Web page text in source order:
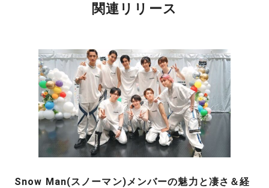
関連リリース
Snow Man(スノーマン)メンバーの魅力と凄さ＆経